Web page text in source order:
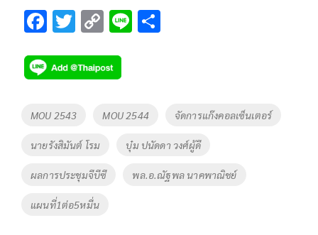
F
e
b
o
o
k
T
tt
er
C
p
y
Li
Li
Tags
MOU 2543 MOU 2544 จัดการแก๊งคอลเซ็นเตอร์
นายรังสิมันต์ โรม บุ๋ม ปนัดดา วงศ์ผู้ดี
ผลการประชุมจีบีซี พล.อ.ณัฐพล นาคพาณิชย์
แผนที่1ต่อ5หมื่น